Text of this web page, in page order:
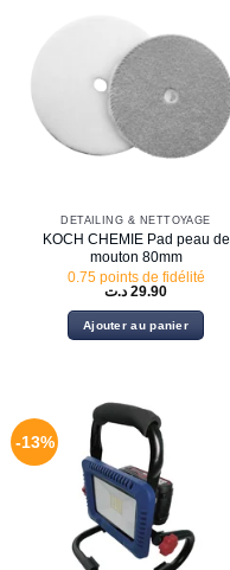
Les
options
peuvent
être
choisies
sur
du
produit
DETAILING & NETTOYAGE
KOCH CHEMIE Pad peau de
mouton 80mm
0.75 points de fidélité
29.90 د.ت
Ajouter au panier
-13%